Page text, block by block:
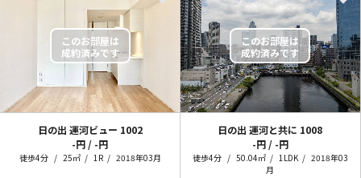
日の出 運河ビュー 1002
-円 / -円
徒歩4分 25㎡ 1R 2018年03月
日の出 運河と共に 1008
-円 / -円
徒歩4分 50.04㎡ 1LDK
2018年03
月